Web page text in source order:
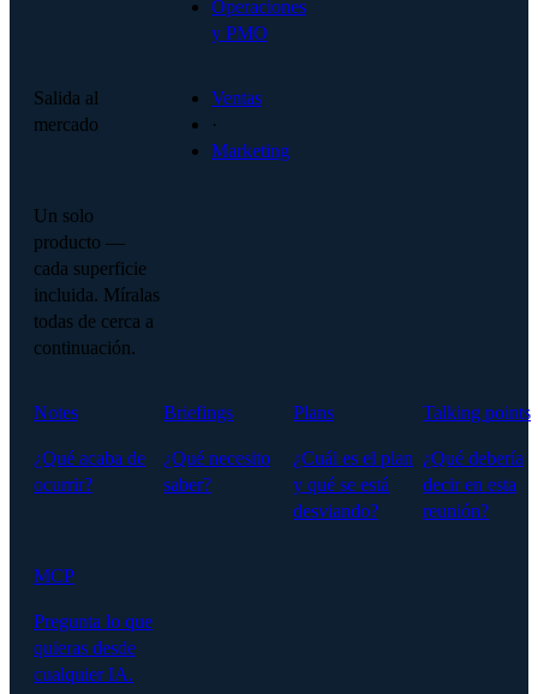
Operaciones
y PMO
Salida al
mercado
Ventas
·
Marketing
Un solo
producto —
cada superficie
incluida. Míralas
todas de cerca a
continuación.
Notes
¿Qué acaba de
ocurrir?
Briefings
¿Qué necesito
saber?
Plans
¿Cuál es el plan
y qué se está
desviando?
Talking points
¿Qué debería
decir en esta
reunión?
MCP
Pregunta lo que
quieras desde
cualquier IA.